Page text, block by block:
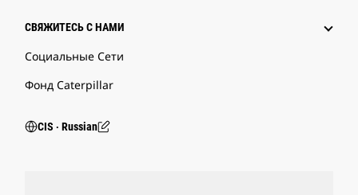
СВЯЖИТЕСЬ С НАМИ
Социальные Сети
Фонд Caterpillar
CIS ‧ Russian